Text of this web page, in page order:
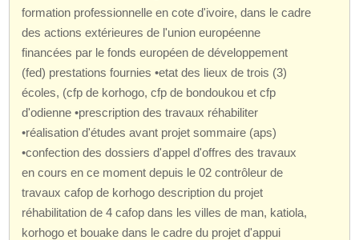
formation professionnelle en cote d'ivoire, dans le cadre
des actions extérieures de l'union européenne
financées par le fonds européen de développement
(fed) prestations fournies •etat des lieux de trois (3)
écoles, (cfp de korhogo, cfp de bondoukou et cfp
d'odienne •prescription des travaux réhabiliter
•réalisation d'études avant projet sommaire (aps)
•confection des dossiers d'appel d'offres des travaux
en cours en ce moment depuis le 02 contrôleur de
travaux cafop de korhogo description du projet
réhabilitation de 4 cafop dans les villes de man, katiola,
korhogo et bouake dans le cadre du projet d'appui